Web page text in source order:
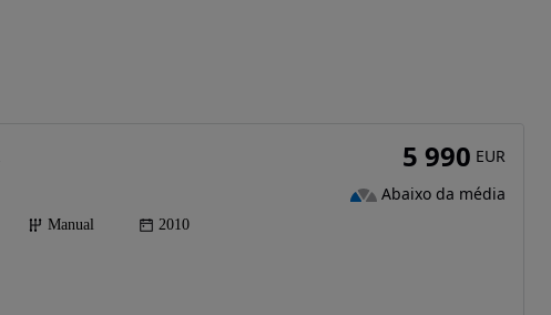
Manual 2010
5 990 EUR
Abaixo da média